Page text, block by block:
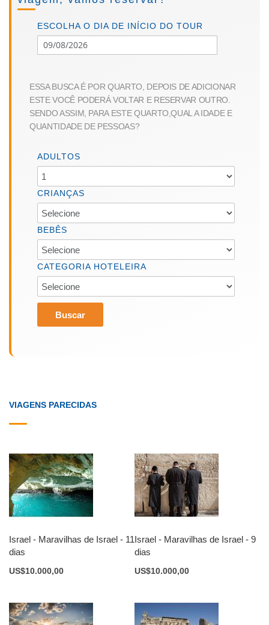
beginning
images
ESCOLHA O DIA DE INÍCIO DO TOUR
ESSA BUSCA É POR QUARTO, DEPOIS DE ADICIONAR
ESTE VOCÊ PODERÁ VOLTAR E RESERVAR OUTRO.
SENDO ASSIM, PARA ESTE QUARTO,QUAL A IDADE E
QUANTIDADE DE PESSOAS?
ADULTOS
CRIANÇAS
BEBÊS
CATEGORIA HOTELEIRA
Buscar
VIAGENS PARECIDAS
Israel - Maravilhas de Israel - 11
dias
US$10.000,00
Israel - Maravilhas de Israel - 9
dias
US$10.000,00